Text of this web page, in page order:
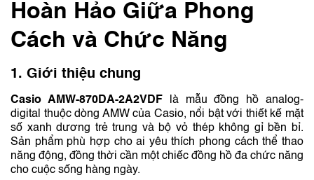
Hoàn Hảo Giữa Phong
Cách và Chức Năng
1. Giới thiệu chung
Casio AMW-870DA-2A2VDF là mẫu đồng hồ analog-
digital thuộc dòng AMW của Casio, nổi bật với thiết kế mặt
số xanh dương trẻ trung và bộ vỏ thép không gỉ bền bỉ.
Sản phẩm phù hợp cho ai yêu thích phong cách thể thao
năng động, đồng thời cần một chiếc đồng hồ đa chức năng
cho cuộc sống hàng ngày.